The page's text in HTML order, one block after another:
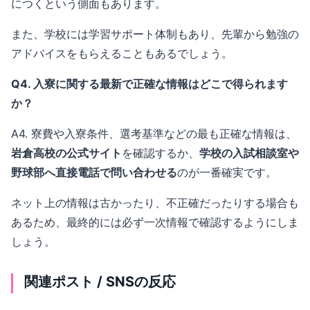
につくという側面もあります。
また、学校には学習サポート体制もあり、先輩から勉強の
アドバイスをもらえることもあるでしょう。
Q4. 入寮に関する最新で正確な情報はどこで得られます
か？
A4. 寮費や入寮条件、選考基準などの最も正確な情報は、
岩倉高校の公式サイト を確認するか、 学校の入試相談室や
野球部へ直接電話で問い合わせるのが一番確実です。
ネット上の情報は古かったり、不正確だったりする場合も
あるため、最終的には必ず一次情報で確認するようにしま
しょう。
関連ポスト / SNSの反応